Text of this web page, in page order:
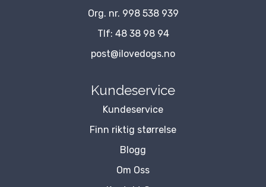
Org. nr. 998 538 939
Tlf: 48 38 98 94
post@ilovedogs.no
Kundeservice
Kundeservice
Finn riktig størrelse
Blogg
Om Oss